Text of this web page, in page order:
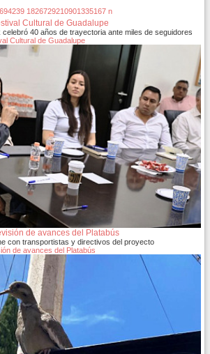
Cultural de Guadalupe
40 años de trayectoria ante miles de seguidores
Cultural de Guadalupe
de avances del Platabús
con transportistas y directivos del proyecto
de avances del Platabús